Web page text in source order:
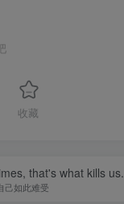
收藏
that's what kills us.
己如此难受